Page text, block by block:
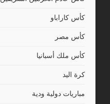
كأس كاراباو
كأس مصر
كأس ملك أسبانيا
كرة اليد
مباريات دولية ودية